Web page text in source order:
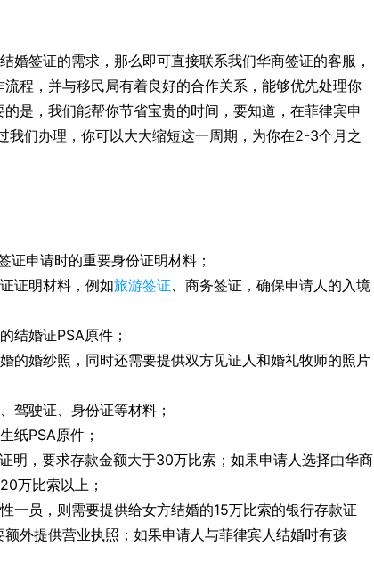
婚签证的需求，那么即可直接联系我们华商签证的客服，
程，并与移民局有着良好的合作关系，能够优先处理你
是，我们能帮你节省宝贵的时间，要知道，在菲律宾申
们办理，你可以大大缩短这一周期，为你在2-3个月之
证申请时的重要身份证明材料；
证明材料，例如旅游签证 、商务签证，确保申请人的入境
结婚证PSA原件；
的婚纱照，同时还需要提供双方见证人和婚礼牧师的照片
驾驶证、身份证等材料；
纸PSA原件；
明，要求存款金额大于30万比索；如果申请人选择由华商
万比索以上；
一员，则需要提供给女方结婚的15万比索的银行存款证
外提供营业执照；如果申请人与菲律宾人结婚时有孩